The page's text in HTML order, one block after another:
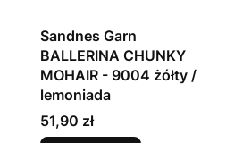
Sandnes Garn
BALLERINA CHUNKY
MOHAIR - 9004 żółty /
lemoniada
Cena
51,90 zł